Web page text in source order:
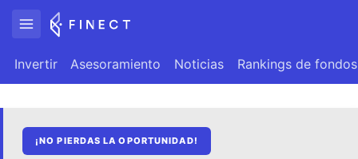
Invertir Asesoramiento Noticias Rankings de fondos
¡NO PIERDAS LA OPORTUNIDAD!